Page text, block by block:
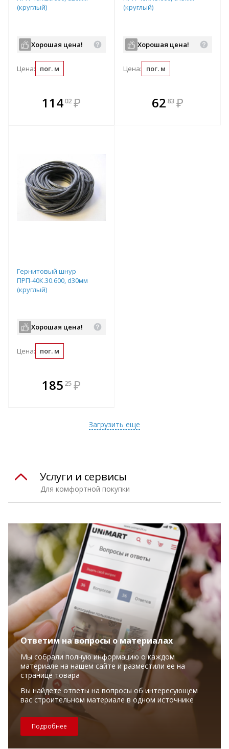
(круглый)
Хорошая цена!
Цена: пог. м
11402 ₽
В комплекте
всегда выгоднее!
(круглый)
Хорошая цена!
Цена: пог. м
В комплекте
всегда выгоднее!
62 83 ₽
Гернитовый шнур
ПРП-40К.30.600, d30мм
(круглый)
Хорошая цена!
Цена: пог. м
185 25 ₽
Загрузить еще
Для комфортной покупки
Услуги и сервисы
Ответим на вопросы о материалах
Мы собрали полную информацию о каждом
материале на нашем сайте и разместили ее на
странице товара
Вы найдете ответы на вопросы об интересующем
вас строительном материале в одном источнике
Подробнее